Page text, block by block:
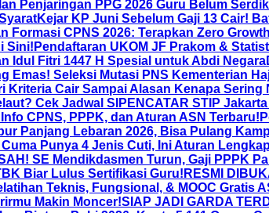
Penjaringan PPG 2026 Guru Belum
Kejar KP Juni Sebelum Gaji 13 Cair!
Formasi CPNS 2026: Terapkan Zero
Sini! Pendaftaran UKOM JF Prakom &
Idul Fitri 1447 H Spesial untuk Abdi Negara
Emas! Seleksi Mutasi PNS Kementerian
Kriteria Cair Sampai Alasan Kenapa Sering
Cek Jadwal SIPENCATAR STIP
CPNS, PPPK, dan Aturan ASN Terbaru!
Panjang Lebaran 2026, Bisa Pulang
Punya 4 Jenis Cuti, Ini Aturan
SE Mendikdasmen Turun, Gaji PPPK
Biar Lulus Sertifikasi Guru! RESMI
Teknis, Fungsional, & MOOC Gratis
Makin Moncer!SIAP JADI GARDA